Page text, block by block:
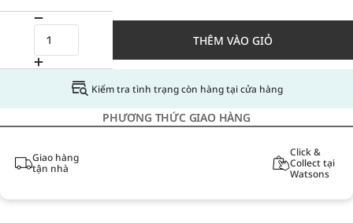
THÊM VÀO GIỎ
Kiểm tra tình trạng còn hàng tại cửa hàng
PHƯƠNG THỨC GIAO HÀNG
Giao hàng
tận nhà
Click &
Collect tại
Watsons